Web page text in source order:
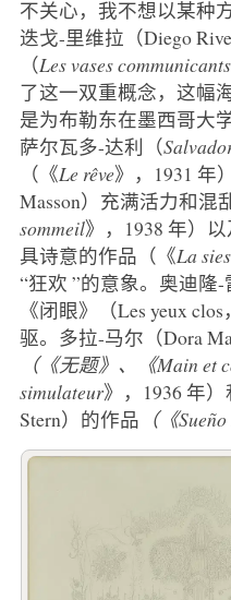
不关心，我不想以某种
迭戈-里维拉（Diego
（Les vases communicants
了这一双重概念，这幅
是为布勒东在墨西哥大
萨尔瓦多-达利（
（《Le rêve》，1931 年
Masson）充满活力和混
sommeil》，1938 年）
具诗意的作品（《La
“狂欢 ”的意象。奥迪隆
《闭眼》（Les yeux
驱。多拉-马尔（Dora
（《无题》、《Main et
simulateur》，1936 年
Stern）的作品 （《